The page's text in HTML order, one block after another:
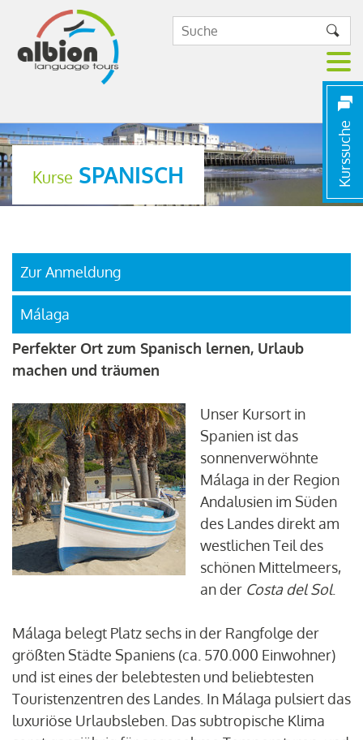
Kurssuche
Kurse SPANISCH
Zur Anmeldung
Málaga
Perfekter Ort zum Spanisch lernen, Urlaub
machen und träumen
Unser Kursort in
Spanien ist das
sonnenverwöhnte
Málaga in der Region
Andalusien im Süden
des Landes direkt am
westlichen Teil des
schönen Mittelmeers,
an der Costa del Sol.
Málaga belegt Platz sechs in der Rangfolge der
größten Städte Spaniens (ca. 570.000 Einwohner)
und ist eines der belebtesten und beliebtesten
Touristenzentren des Landes. In Málaga pulsiert das
luxuriöse Urlaubsleben. Das subtropische Klima